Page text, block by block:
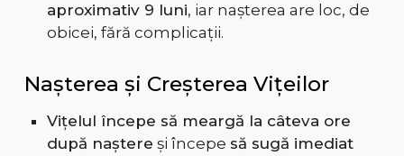
aproximativ 9 luni, iar nașterea are loc, de
obicei, fără complicații.
Nașterea și Creșterea Vițeilor
Vițelul începe să meargă la câteva ore
după naștere și începe să sugă imediat